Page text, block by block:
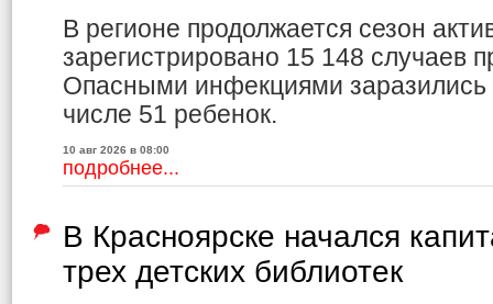
В регионе продолжается сезон
зарегистрировано 15 148 случаев
Опасными инфекциями заразились
числе 51 ребенок.
10 авг 2026 в 08:00
подробнее...
В Красноярске начался
трех детских библиотек